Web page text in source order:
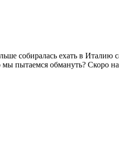
собиралась ехать в Италию
пытаемся обмануть? Скоро